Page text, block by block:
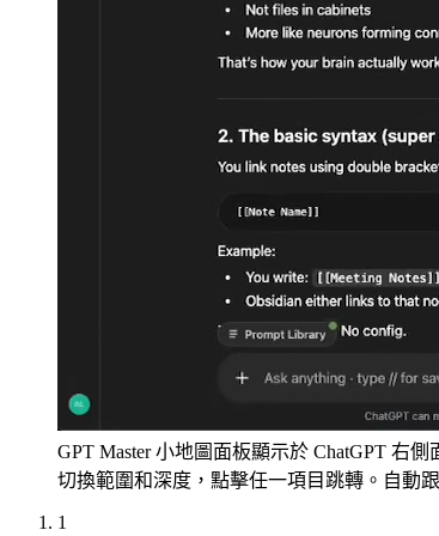
GPT Master 小地圖面板顯示於 ChatGPT 右
切換範圍和深度，點擊任一項目跳轉。自動
1